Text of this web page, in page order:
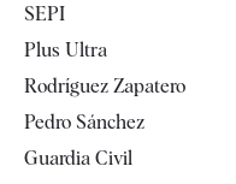
Televisión
SEPI
Plus Ultra
Rodríguez Zapatero
Pedro Sánchez
Guardia Civil